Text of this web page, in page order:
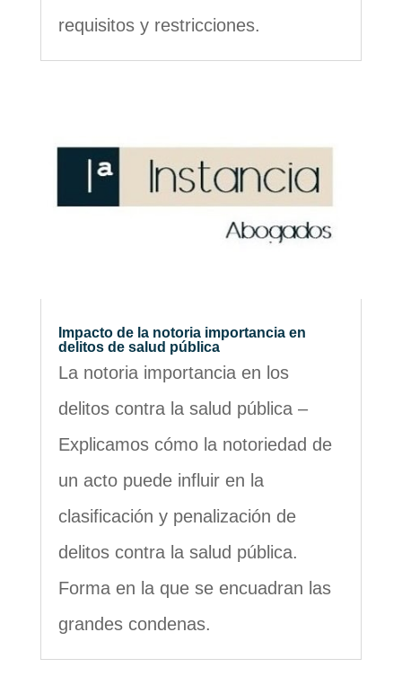
requisitos y restricciones.
Impacto de la notoria importancia en
delitos de salud pública
La notoria importancia en los
delitos contra la salud pública –
Explicamos cómo la notoriedad de
un acto puede influir en la
clasificación y penalización de
delitos contra la salud pública.
Forma en la que se encuadran las
grandes condenas.